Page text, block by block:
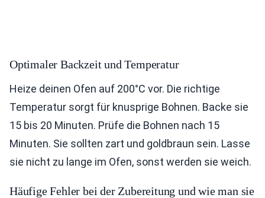
Optimaler Backzeit und Temperatur
Heize deinen Ofen auf 200°C vor. Die richtige
Temperatur sorgt für knusprige Bohnen. Backe sie
15 bis 20 Minuten. Prüfe die Bohnen nach 15
Minuten. Sie sollten zart und goldbraun sein. Lasse
sie nicht zu lange im Ofen, sonst werden sie weich.
Häufige Fehler bei der Zubereitung und wie man sie